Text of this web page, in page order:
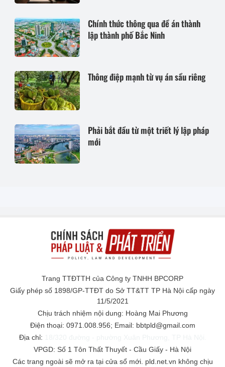
Chính thức thông qua đề án thành
lập thành phố Bắc Ninh
Thông điệp mạnh từ vụ án sầu riêng
Phải bắt đầu từ một triết lý lập pháp
mới
Trang TTĐTTH của Công ty TNHH BPCORP
Giấy phép số 1898/GP-TTĐT do Sở TT&TT TP Hà Nội cấp ngày
11/5/2021
Chịu trách nhiệm nội dung: Hoàng Mai Phương
Điện thoại: 0971.008.956; Email: bbtpld@gmail.com
Địa chỉ:
VPGD: Số 1 Tôn Thất Thuyết - Cầu Giấy - Hà Nội
Các trang ngoài sẽ mở ra tại cửa sổ mới. pld.net.vn không chịu